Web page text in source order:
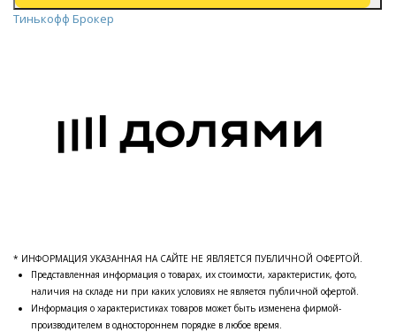
Тинькофф Брокер
* ИНФОРМАЦИЯ УКАЗАННАЯ НА САЙТЕ НЕ ЯВЛЯЕТСЯ ПУБЛИЧНОЙ ОФЕРТОЙ.
Представленная информация о товарах, их стоимости, характеристик, фото,
наличия на складе ни при каких условиях не является публичной офертой.
Информация о характеристиках товаров может быть изменена фирмой-
производителем в одностороннем порядке в любое время.